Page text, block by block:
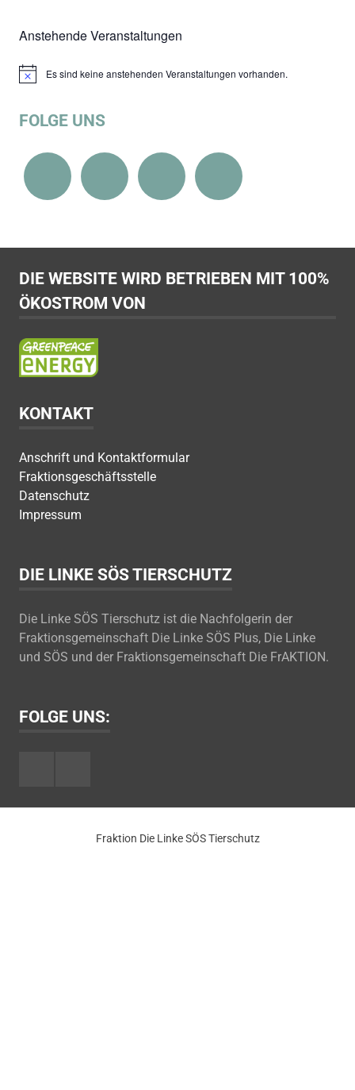
Anstehende Veranstaltungen
HinweisEs sind keine anstehenden Veranstaltungen vorhanden.
FOLGE UNS
DIE WEBSITE WIRD BETRIEBEN MIT 100%
ÖKOSTROM VON
KONTAKT
Anschrift und Kontaktformular
Fraktionsgeschäftsstelle
Datenschutz
Impressum
DIE LINKE SÖS TIERSCHUTZ
Die Linke SÖS Tierschutz ist die Nachfolgerin der
Fraktionsgemeinschaft Die Linke SÖS Plus, Die Linke
und SÖS und der Fraktionsgemeinschaft Die FrAKTION.
FOLGE UNS:
Fraktion Die Linke SÖS Tierschutz